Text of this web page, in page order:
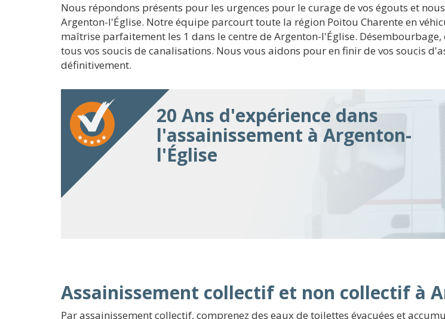
Nous répondons présents pour les urgences pour le curage de vos égouts et
Argenton-l'Église. Notre équipe parcourt toute la région Poitou Charente en
maîtrise parfaitement les 1 dans le centre de Argenton-l'Église.
tous vos soucis de canalisations. Nous vous aidons pour en finir de vos soucis
définitivement.
20 Ans d'expérience dans
l'assainissement à Argenton-
l'Église
Assainissement collectif et non collectif à
Par assainissement collectif, comprenez des eaux de toilettes évacuées et